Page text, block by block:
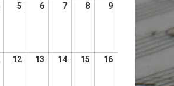
5 6 7 8 9
12 13 14 15 16